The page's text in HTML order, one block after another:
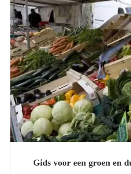
Gids voor een groen en